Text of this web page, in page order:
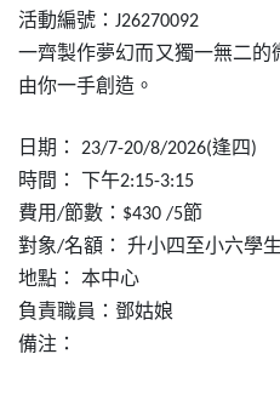
活動編號： J26270092
一齊製作夢幻而又獨一無二
由你一⼿創造。
日期： 23/7-20/8/2026(逢四)
時間： 下午2:15-3:15
費用/節數： $430 /5節
對象/名額： 升小四至小六學⽣
地點：
本中心
負責職員：鄧姑娘
備注：